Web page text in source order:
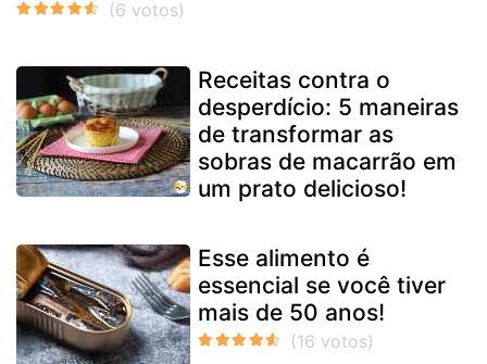
Receitas contra o
desperdício: 5 maneiras
de transformar as
sobras de macarrão em
um prato delicioso!
Esse alimento é
essencial se você tiver
mais de 50 anos!